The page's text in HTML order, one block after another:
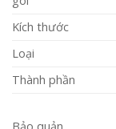
Kích thước
Loại
Thành phần